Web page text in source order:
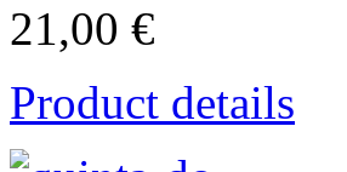
21,00 €
Product details